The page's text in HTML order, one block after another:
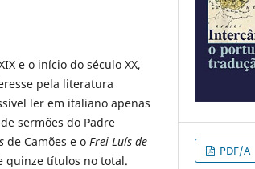
e o início do século XX,
pela literatura
ler em italiano apenas
sermões do Padre
de Camões e o Frei Luís de
quinze títulos no total.
PDF/A